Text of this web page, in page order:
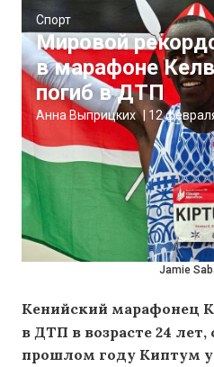
Jamie
Спорт
Мировой
в марафоне
погиб в ДТП
Анна Выприцких | 12
Кенийский марафонец
в ДТП в возрасте 24 лет,
прошлом году Киптум